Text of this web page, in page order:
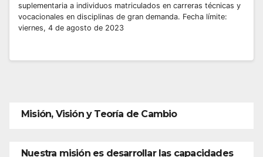
suplementaria a individuos matriculados en carreras técnicas y
vocacionales en disciplinas de gran demanda. Fecha límite:
viernes, 4 de agosto de 2023
Misión, Visión y Teoría de Cambio
Nuestra misión es desarrollar las capacidades